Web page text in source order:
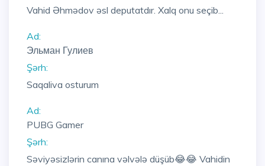
Vahid Əhmədov əsl deputatdır. Xalq onu seçib...
Ad:
Эльман Гулиев
Şərh:
Saqaliva osturum
Ad:
PUBG Gamer
Şərh:
Səviyəsizlərin canına vəlvələ düşüb😂😂 Vahidin